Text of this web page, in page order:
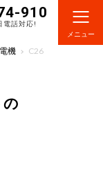
910
話対応!
メニュー
機 C26